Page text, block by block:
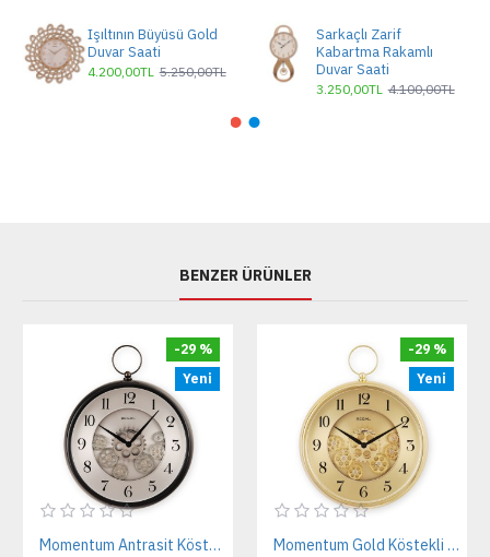
Işıltının Büyüsü Gold
Duvar Saati
4.200,00TL 5.250,00TL
Sarkaçlı Zarif
Kabartma Rakamlı
Duvar Saati
3.250,00TL 4.100,00TL
BENZER ÜRÜNLER
Yeni
-29 %
Momentum Antrasit Köstekli Hareketli Çarklı Duvar Saati
Yeni
-29 %
Momentum Gold Köstekli Hareketli Çarklı Duvar Saati